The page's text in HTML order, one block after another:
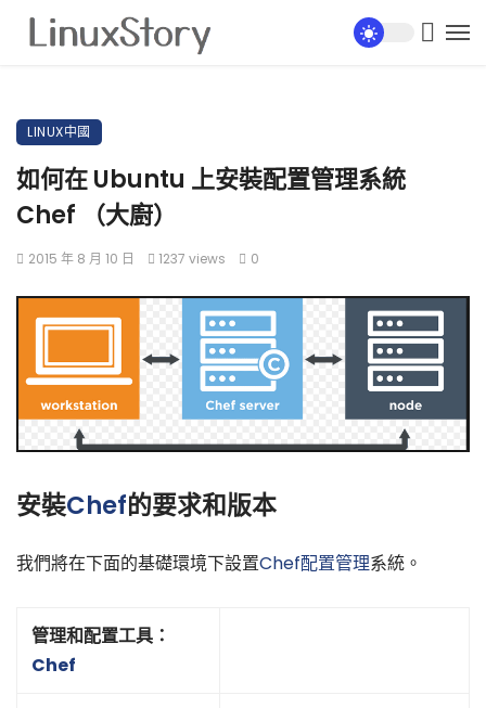
LINUX中國
如何在 Ubuntu 上安裝配置管理系統
Chef （大廚）
2015 年 8 月 10 日 1237 views 0
安裝Chef的要求和版本
我們將在下面的基礎環境下設置Chef配置管理系統。
管理和配置工具：
Chef